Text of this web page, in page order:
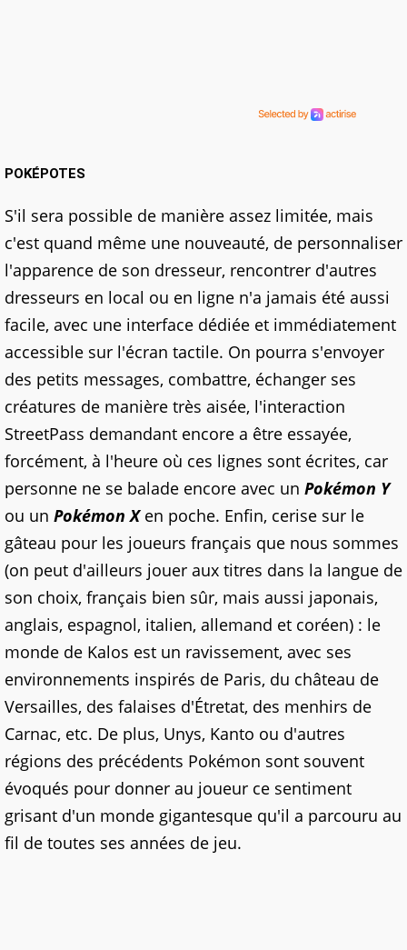
POKÉPOTES
S'il sera possible de manière assez limitée, mais
c'est quand même une nouveauté, de personnaliser
l'apparence de son dresseur, rencontrer d'autres
dresseurs en local ou en ligne n'a jamais été aussi
facile, avec une interface dédiée et immédiatement
accessible sur l'écran tactile. On pourra s'envoyer
des petits messages, combattre, échanger ses
créatures de manière très aisée, l'interaction
StreetPass demandant encore a être essayée,
forcément, à l'heure où ces lignes sont écrites, car
personne ne se balade encore avec un Pokémon Y
ou un Pokémon Xen poche. Enfin, cerise sur le
gâteau pour les joueurs français que nous sommes
(on peut d'ailleurs jouer aux titres dans la langue de
son choix, français bien sûr, mais aussi japonais,
anglais, espagnol, italien, allemand et coréen) : le
monde de Kalos est un ravissement, avec ses
environnements inspirés de Paris, du château de
Versailles, des falaises d'Étretat, des menhirs de
Carnac, etc. De plus, Unys, Kanto ou d'autres
régions des précédents Pokémon sont souvent
évoqués pour donner au joueur ce sentiment
grisant d'un monde gigantesque qu'il a parcouru au
fil de toutes ses années de jeu.